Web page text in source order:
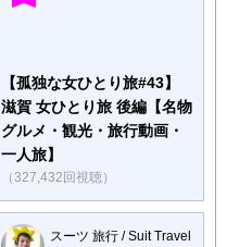
【孤独な女ひとり旅#43】
滋賀 女ひとり旅 後編【名物
グルメ・観光・旅行動画・
一人旅】
（327,432回視聴）
スーツ 旅行 / Suit Travel